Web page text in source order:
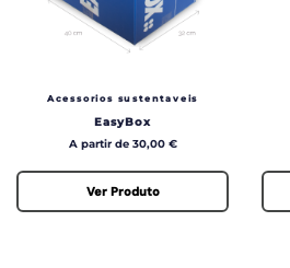
Acessorios sustentaveis
EasyBox
Preço
A partir de 30,00 €
Ver Produto